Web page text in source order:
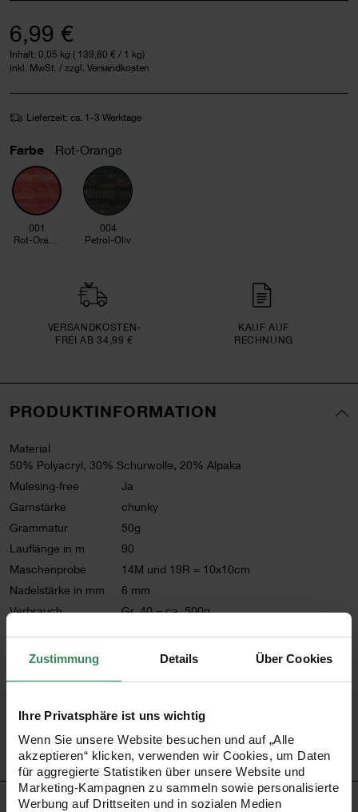
Zustimmung Details Über Cookies
Ihre Privatsphäre ist uns wichtig
Wenn Sie unsere Website besuchen und auf „Alle
akzeptieren“ klicken, verwenden wir Cookies, um Daten
für aggregierte Statistiken über unsere Website und
Marketing-Kampagnen zu sammeln sowie personalisierte
Werbung auf Drittseiten und in sozialen Medien
6,99 €
Inhalt: 0,05 kg ( 139,80 € / 1 kg)
inkl. MwSt. / zzgl. Versandkosten
Lieferzeit: ca. 1-3 Werktage
Farbe Rot-Orange
001
004
Petrol-Oliv
VERSAND­KOSTEN­
FREI AB 34,99 €
KAUF AUF
RECHNUNG
PRODUKTINFORMATION
Material
50% Polyacryl, 30% Schurwolle, 20% Alpaka
Mulesing-free
Ja
Garnstärke
chunky
Grammatur
50g
Lauflänge in m
90
Maschenprobe
14M und 19R = 10x10cm
Nadelstärke in mm
6 mm
Verbrauch
Gr. 40 = ca. 500g
Mehr Informationen zu Pflegehinweisen
Bestell-Nr. 3166222